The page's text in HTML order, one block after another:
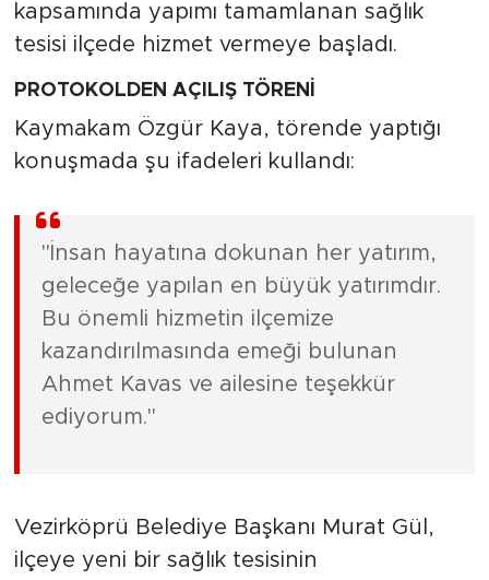
kapsamında yapımı tamamlanan sağlık
tesisi ilçede hizmet vermeye başladı.
PROTOKOLDEN AÇILIŞ TÖRENİ
Kaymakam Özgür Kaya, törende yaptığı
konuşmada şu ifadeleri kullandı:
"İnsan hayatına dokunan her yatırım,
geleceğe yapılan en büyük yatırımdır.
Bu önemli hizmetin ilçemize
kazandırılmasında emeği bulunan
Ahmet Kavas ve ailesine teşekkür
ediyorum."
Vezirköprü Belediye Başkanı Murat Gül,
ilçeye yeni bir sağlık tesisinin